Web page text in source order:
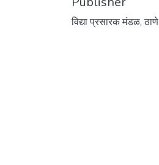
विद्या प्रसारक मंडळ, ठाणे